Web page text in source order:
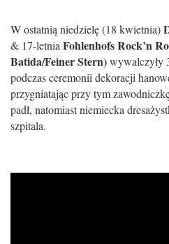
W ostatnią niedzielę (18 kwietnia)
& 17-letnia Fohlenhofs Rock’n
Batida/Feiner Stern)wywalczyły
podczas ceremonii dekoracji
przygniatając przy tym
padł, natomiast niemiecka
szpitala.